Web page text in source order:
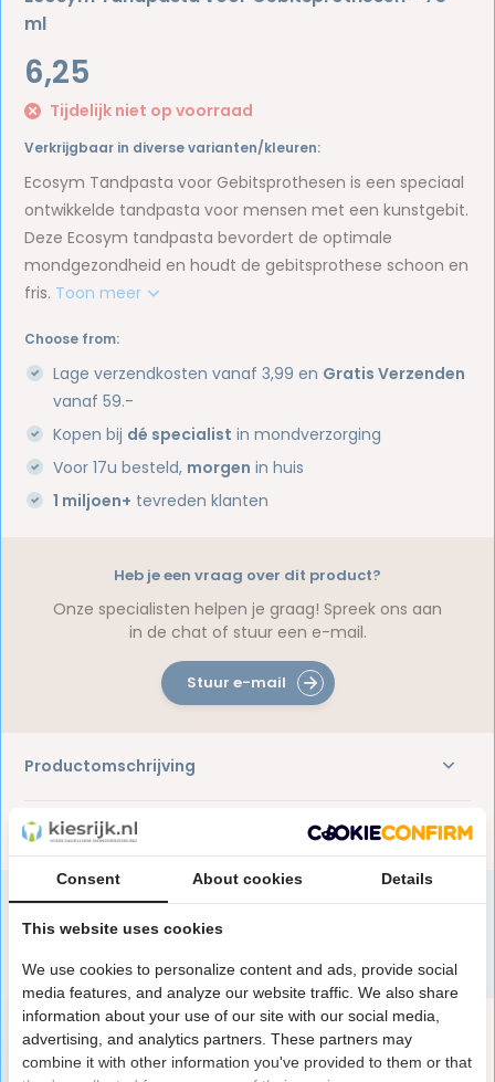
ml
6,25
Tijdelijk niet op voorraad
Verkrijgbaar in diverse varianten/kleuren:
Ecosym Tandpasta voor Gebitsprothesen is een speciaal
ontwikkelde tandpasta voor mensen met een kunstgebit.
Deze Ecosym tandpasta bevordert de optimale
mondgezondheid en houdt de gebitsprothese schoon en
fris. Toon meer
Choose from:
Lage verzendkosten vanaf 3,99 en Gratis Verzenden
vanaf 59.-
Kopen bij dé specialist in mondverzorging
Voor 17u besteld, morgen in huis
1 miljoen+ tevreden klanten
Productomschrijving
Reviews
Heb je een vraag over dit product?
Onze specialisten helpen je graag! Spreek ons aan
in de chat of stuur een e-mail.
Stuur e-mail
Speciaal aanbevolen voor jou
Consent About cookies Details
This website uses cookies
We use cookies to personalize content and ads, provide social
media features, and analyze our website traffic. We also share
information about your use of our site with our social media,
advertising, and analytics partners. These partners may
combine it with other information you've provided to them or that